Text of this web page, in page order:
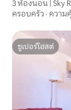
3 ห้องนอน | Sky
ครอบครัว · ความ
ซูเปอร์โฮสต์
ซูเปอร์โฮสต์